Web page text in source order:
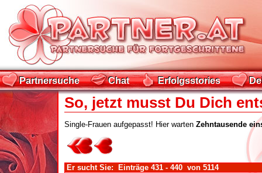
Partnersuche
Partnersuche Chat
Chat Erfolgsstories
Erfolgsstories
So, jetzt musst Du Dich
Single-Frauen aufgepasst! Hier warten Zehntausende
Er sucht Sie: Einträge 431 - 440von 5114